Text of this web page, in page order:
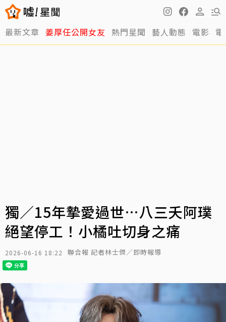
最新文章 姜厚任公開女友 熱門星聞 藝人動態 電影
獨／15年摯愛過世…八三夭阿璞
絕望停工！小橘吐切身之痛
2026-06-16 18:22 聯合報 記者林士傑／即時報導